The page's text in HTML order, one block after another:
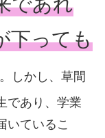
下っても
しかし、草間
であり、学業
いているこ